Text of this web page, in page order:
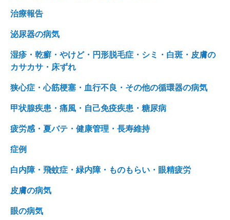
治療報告
泌尿器の病気
湿疹・乾癬・やけど・円形脱毛症・シミ・白斑・皮膚の
カサカサ・床ずれ
狭心症・心筋梗塞・血行不良・その他の循環器の病気
甲状腺疾患・痛風・自己免疫疾患・糖尿病
疲労感・夏バテ・健康管理・長寿維持
症例
白内障・飛蚊症・緑内障・ものもらい・眼精疲労
皮膚の病気
眼の病気